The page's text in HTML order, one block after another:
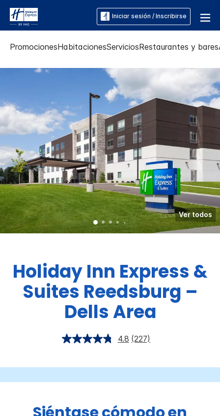
Iniciar sesión / Inscribirse
PromocionesHabitacionesServiciosRestaurantes y bares
Ver todos
Holiday Inn Express &
Suites Reedsburg –
Dells Area
4.8 (227)